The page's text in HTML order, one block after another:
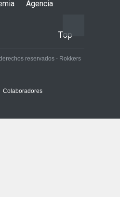
Agencia
Top
reservados - Rokkers
Colaboradores